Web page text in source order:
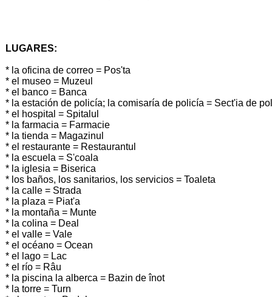
LUGARES:
* la oficina de correo = Pos'ta
* el museo = Muzeul
* el banco = Banca
* la estación de policía; la comisaría de policía = Sect'ia de
* el hospital = Spitalul
* la farmacia = Farmacie
* la tienda = Magazinul
* el restaurante = Restaurantul
* la escuela = S'coala
* la iglesia = Biserica
* los baños, los sanitarios, los servicios = Toaleta
* la calle = Strada
* la plaza = Piat'a
* la montaña = Munte
* la colina = Deal
* el valle = Vale
* el océano = Ocean
* el lago = Lac
* el río = Râu
* la piscina la alberca = Bazin de înot
* la torre = Turn